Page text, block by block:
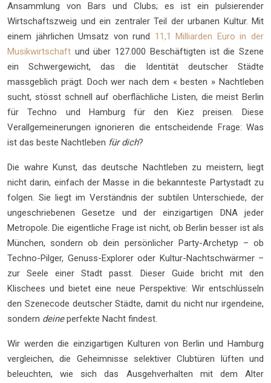
Ansammlung von Bars und Clubs; es ist ein pulsierender
Wirtschaftszweig und ein zentraler Teil der urbanen Kultur. Mit
einem jährlichen Umsatz von rund 11,1 Milliarden Euro in der
Musikwirtschaft und über 127.000 Beschäftigten ist die Szene
ein Schwergewicht, das die Identität deutscher Städte
massgeblich prägt. Doch wer nach dem « besten » Nachtleben
sucht, stösst schnell auf oberflächliche Listen, die meist Berlin
für Techno und Hamburg für den Kiez preisen. Diese
Verallgemeinerungen ignorieren die entscheidende Frage: Was
ist das beste Nachtleben für dich?
Die wahre Kunst, das deutsche Nachtleben zu meistern, liegt
nicht darin, einfach der Masse in die bekannteste Partystadt zu
folgen. Sie liegt im Verständnis der subtilen Unterschiede, der
ungeschriebenen Gesetze und der einzigartigen DNA jeder
Metropole. Die eigentliche Frage ist nicht, ob Berlin besser ist als
München, sondern ob dein persönlicher Party-Archetyp – ob
Techno-Pilger, Genuss-Explorer oder Kultur-Nachtschwärmer –
zur Seele einer Stadt passt. Dieser Guide bricht mit den
Klischees und bietet eine neue Perspektive: Wir entschlüsseln
den Szenecode deutscher Städte, damit du nicht nur irgendeine,
sondern deineperfekte Nacht findest.
Wir werden die einzigartigen Kulturen von Berlin und Hamburg
vergleichen, die Geheimnisse selektiver Clubtüren lüften und
beleuchten, wie sich das Ausgehverhalten mit dem Alter